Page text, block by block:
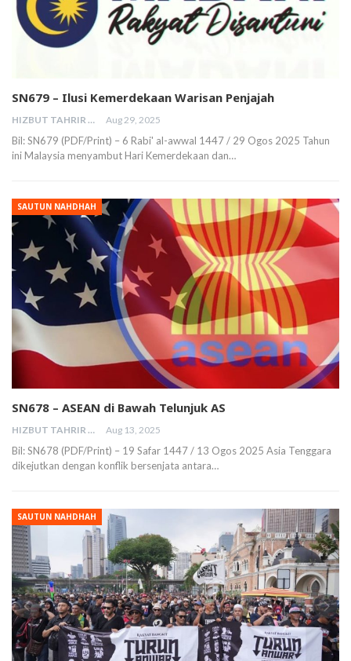
SN679 – Ilusi Kemerdekaan Warisan Penjajah
HIZBUT TAHRIR MALAYSIA Aug 29, 2025
Bil: SN679 (PDF/Print) – 6 Rabi' al-awwal 1447 / 29 Ogos 2025 Tahun
ini Malaysia menyambut Hari Kemerdekaan dan…
SAUTUN NAHDHAH
SN678 – ASEAN di Bawah Telunjuk AS
HIZBUT TAHRIR MALAYSIA Aug 13, 2025
Bil: SN678 (PDF/Print) – 19 Safar 1447 / 13 Ogos 2025 Asia Tenggara
dikejutkan dengan konflik bersenjata antara…
SAUTUN NAHDHAH